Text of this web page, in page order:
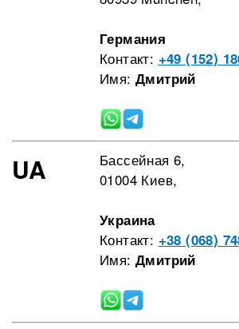
Германия
Контакт: +49 (152)
Имя: Дмитрий
UA
Бассейная 6,
01004 Киев,
Украина
Контакт: +38 (068)
Имя: Дмитрий